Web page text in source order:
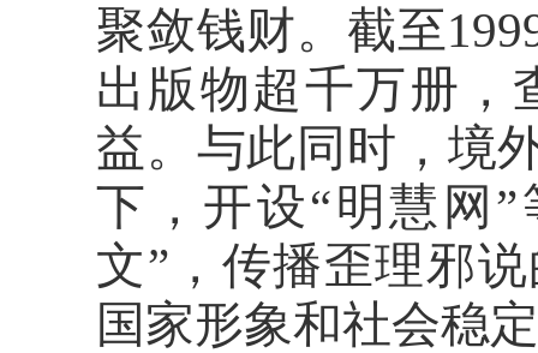
聚敛钱财。截至
出版物超千万册，
益。与此同时，境
下，开设“明慧网
文”，传播歪理邪
国家形象和社会稳